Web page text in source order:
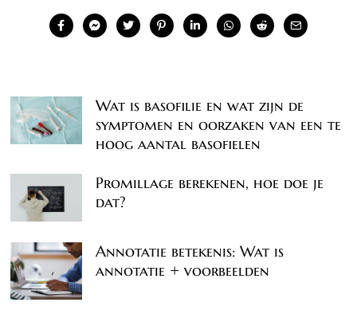
Wat is basofilie en wat zijn de
symptomen en oorzaken van een te
hoog aantal basofielen
Promillage berekenen, hoe doe je
dat?
Annotatie betekenis: Wat is
annotatie + voorbeelden